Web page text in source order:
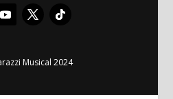
Musical 2024